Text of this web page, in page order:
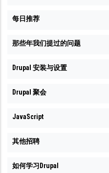
每日推荐
那些年我们提过的问题
Drupal 安装与设置
Drupal 聚会
JavaScript
其他招聘
如何学习Drupal